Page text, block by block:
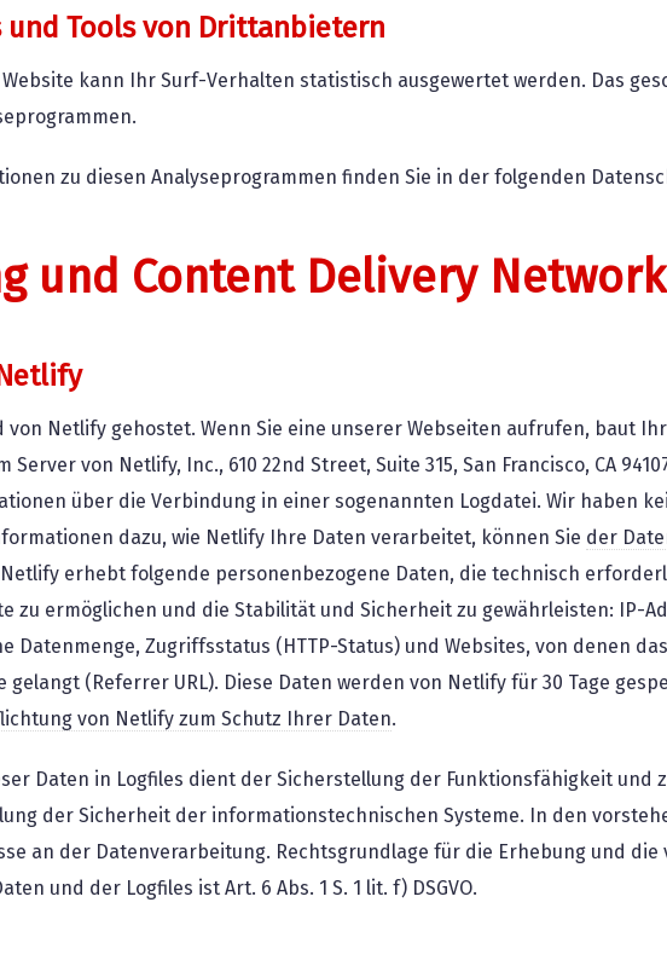
und Tools von Dritt­anbietern
Website kann Ihr Surf-Verhalten statistisch ausgewertet werden. Das
zu diesen Analyseprogrammen finden Sie in der folgenden
und Content Delivery
von Netlify gehostet. Wenn Sie eine unserer Webseiten aufrufen, baut
Server von Netlify, Inc., 610 22nd Street, Suite 315, San Francisco, CA
über die Verbindung in einer sogenannten Logdatei. Wir haben
dazu, wie Netlify Ihre Daten verarbeitet, können Sie der
erhebt folgende personenbezogene Daten, die technisch
zu ermöglichen und die Stabilität und Sicherheit zu gewährleisten: IP-
Datenmenge, Zugriffsstatus (HTTP-Status) und Websites, von denen
(Referrer URL). Diese Daten werden von Netlify für 30 Tage
von Netlify zum Schutz Ihrer Daten.
Daten in Logfiles dient der Sicherstellung der Funktionsfähigkeit und
der Sicherheit der informationstechnischen Systeme. In den
an der Datenverarbeitung. Rechtsgrundlage für die Erhebung und
und der Logfiles ist Art. 6 Abs. 1 S. 1 lit. f) DSGVO.